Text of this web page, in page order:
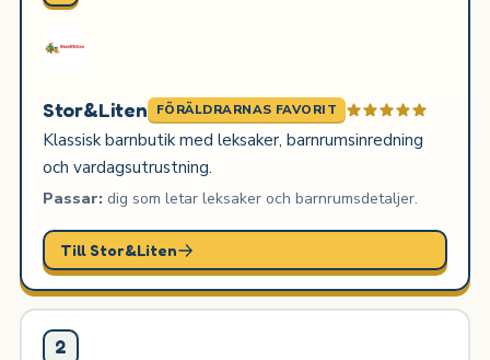
Stor&Liten FÖRÄLDRARNAS FAVORIT
Klassisk barnbutik med leksaker, barnrumsinredning
och vardagsutrustning.
Passar:dig som letar leksaker och barnrumsdetaljer.
Till Stor&Liten
2